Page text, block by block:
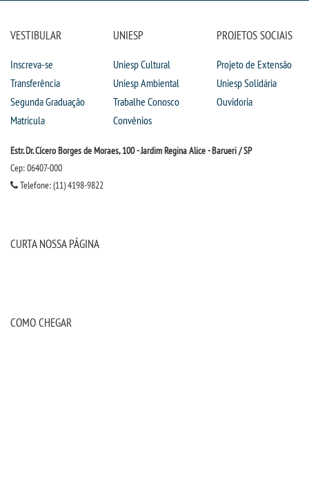
VESTIBULAR
Inscreva-se
Transferência
Segunda Graduação
Matrícula
UNIESP
Uniesp Cultural
Uniesp Ambiental
Trabalhe Conosco
Convênios
PROJETOS SOCIAIS
Projeto de Extensão
Uniesp Solidária
Ouvidoria
Estr. Dr. Cícero Borges de Moraes, 100 - Jardim Regina Alice - Barueri / SP
Cep: 06407-000
Telefone: (11) 4198-9822
CURTA NOSSA PÁGINA
COMO CHEGAR